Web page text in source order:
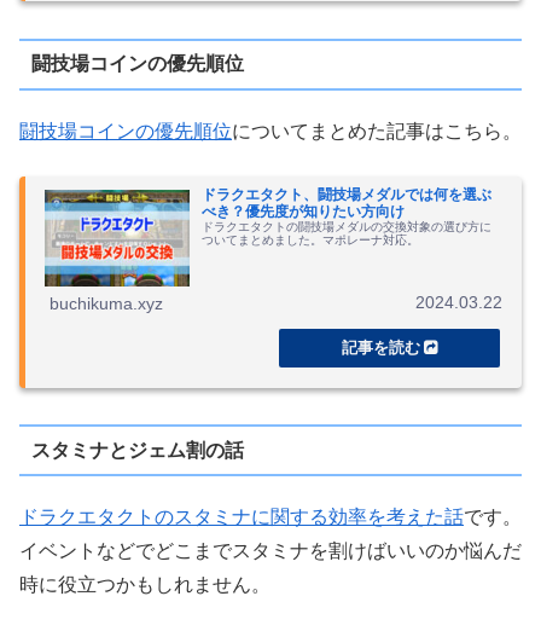
闘技場コインの優先順位
闘技場コインの優先順位についてまとめた記事はこちら。
ドラクエタクト、闘技場メダルでは何を選ぶ
べき？優先度が知りたい方向け
ドラクエタクトの闘技場メダルの交換対象の選び方に
ついてまとめました。マポレーナ対応。
buchikuma.xyz 2024.03.22
スタミナとジェム割の話
ドラクエタクトのスタミナに関する効率を考えた話です。
イベントなどでどこまでスタミナを割けばいいのか悩んだ
時に役立つかもしれません。